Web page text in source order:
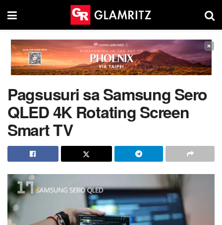
×
Pagsusuri sa Samsung Sero
QLED 4K Rotating Screen
Smart TV